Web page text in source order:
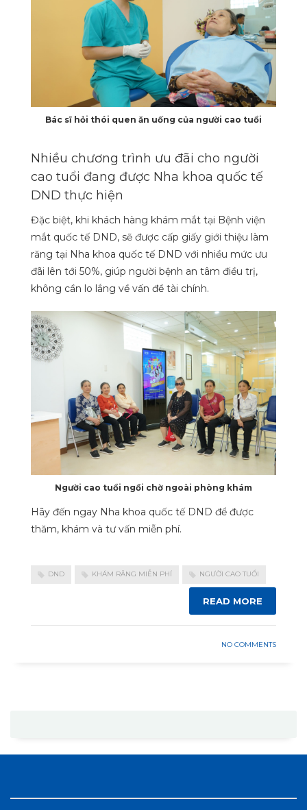
Bác sĩ hỏi thói quen ăn uống của người cao tuổi
Nhiều chương trình ưu đãi cho người
cao tuổi đang được Nha khoa quốc tế
DND thực hiện
Đặc biệt, khi khách hàng khám mắt tại Bệnh viện
mắt quốc tế DND, sẽ được cấp giấy giới thiệu làm
răng tại Nha khoa quốc tế DND với nhiều mức ưu
đãi lên tới 50%, giúp người bệnh an tâm điều trị,
không cần lo lắng về vấn đề tài chính.
Người cao tuổi ngồi chờ ngoài phòng khám
Hãy đến ngay Nha khoa quốc tế DND để được
thăm, khám và tư vấn miễn phí.
DND KHÁM RĂNG MIỄN PHÍ NGƯỜI CAO TUỔI
READ MORE
NO COMMENTS